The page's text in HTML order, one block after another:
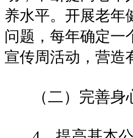
养水平。开展老年
问题，每年确定一
宣传周活动，营造
（二）完善身